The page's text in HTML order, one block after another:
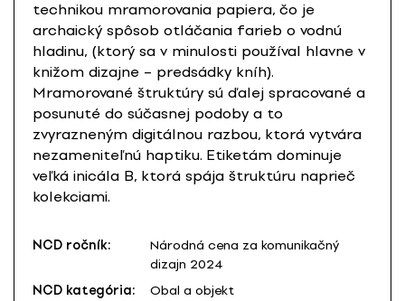
technikou mramorovania papiera, čo je
archaický spôsob otláčania farieb o vodnú
hladinu, (ktorý sa v minulosti používal hlavne v
knižom dizajne – predsádky kníh).
Mramorované štruktúry sú ďalej spracované a
posunuté do súčasnej podoby a to
zvyrazneným digitálnou razbou, ktorá vytvára
nezameniteľnú haptiku. Etiketám dominuje
veľká inicála B, ktorá spája štruktúru naprieč
kolekciami.
NCD ročník:
Národná cena za komunikačný
dizajn 2024
NCD kategória:
Obal a objekt